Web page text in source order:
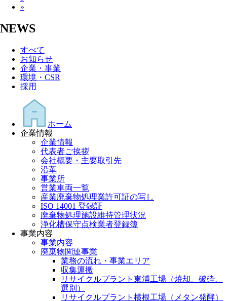
»
NEWS
すべて
お知らせ
企業・事業
環境・CSR
採用
ホーム
企業情報
企業情報
代表者ご挨拶
会社概要・主要取引先
沿革
事業所
営業車両一覧
産業廃棄物処理業許可証の写し
ISO 14001 登録証
廃棄物処理施設維持管理状況
浄化槽保守点検業者登録簿
事業内容
事業内容
廃棄物関連事業
業務の流れ・事業エリア
収集運搬
リサイクルプラント東浦工場（焼却、破砕、
選別）
リサイクルプラント横根工場（メタン発酵）